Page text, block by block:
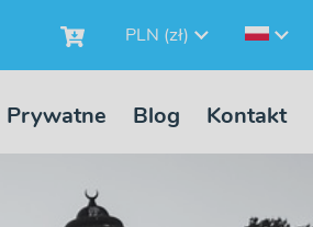
PLN (zł)
Prywatne Blog Kontakt